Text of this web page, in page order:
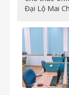
Đại Lộ Mai